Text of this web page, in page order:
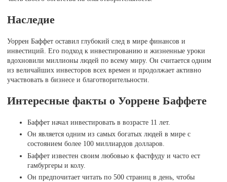
Наследие
Уоррен Баффет оставил глубокий след в мире финансов и
инвестиций. Его подход к инвестированию и жизненные уроки
вдохновили миллионы людей по всему миру. Он считается одним
из величайших инвесторов всех времен и продолжает активно
участвовать в бизнесе и благотворительности.
Интересные факты о Уоррене Баффете
Баффет начал инвестировать в возрасте 11 лет.
Он является одним из самых богатых людей в мире с
состоянием более 100 миллиардов долларов.
Баффет известен своим любовью к фастфуду и часто ест
гамбургеры и колу.
Он предпочитает читать по 500 страниц в день, чтобы